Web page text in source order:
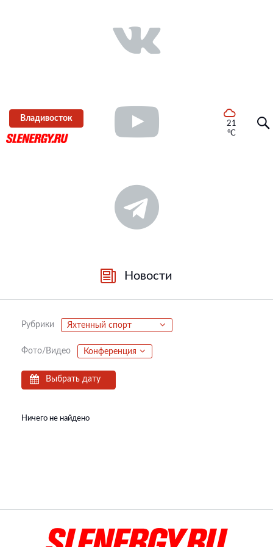
Владивосток
21
°C
Новости
Рубрики Яхтенный спорт
Фото/Видео Конференция
Выбрать дату
Ничего не найдено